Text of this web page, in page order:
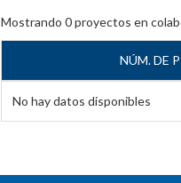
Mostrando 0proyectos en
NÚM. DE
No hay datos disponibles